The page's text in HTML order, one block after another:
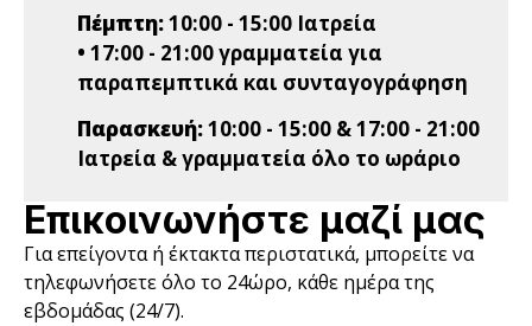
Πέμπτη:10:00 - 15:00 Ιατρεία
• 17:00 - 21:00 γραμματεία για
παραπεμπτικά και συνταγογράφηση
Παρασκευή:10:00 - 15:00 & 17:00 - 21:00
Ιατρεία & γραμματεία όλο το ωράριο
Επικοινωνήστε μαζί μας
Για επείγοντα ή έκτακτα περιστατικά, μπορείτε να
τηλεφωνήσετε όλο το 24ώρο, κάθε ημέρα της
εβδομάδας (24/7).